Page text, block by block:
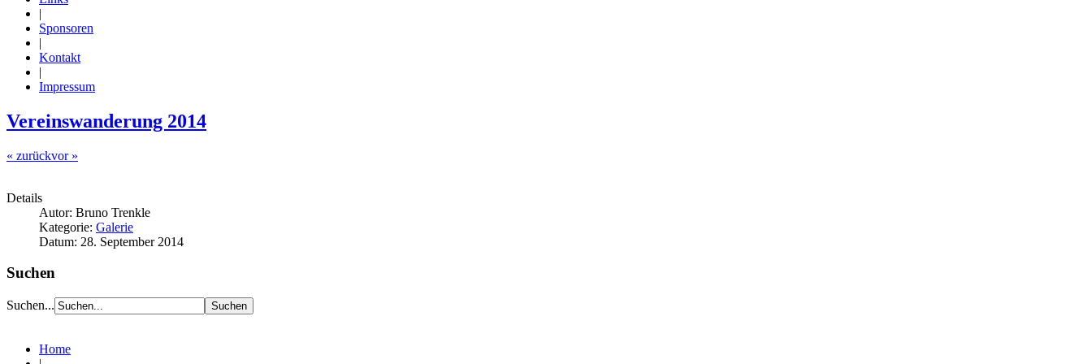
|
Sponsoren
|
Kontakt
|
Impressum
Vereinswanderung 2014
« zurückvor »
Details
Autor: Bruno Trenkle
Kategorie: Galerie
Datum: 28. September 2014
Suchen
Suchen...
Home